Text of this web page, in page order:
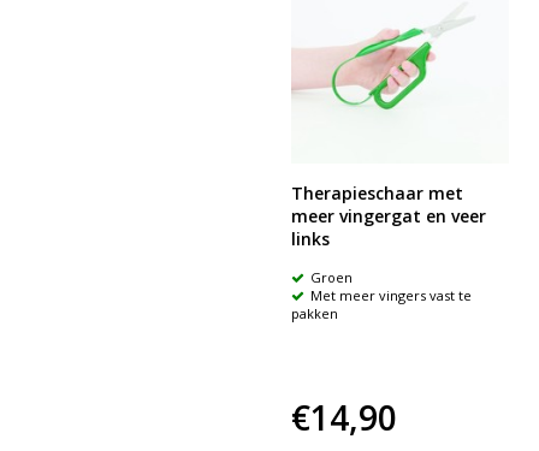
Therapieschaar met
meer vingergat en veer
links
Groen
Met meer vingers vast te
pakken
€14,90